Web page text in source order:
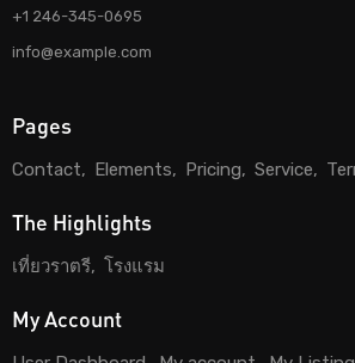
+1 246-345-0695
info@example.com
Pages
Contact Elements Pricing Service
The Highlights
เที่ยวราตรี โรงแรม
My Account